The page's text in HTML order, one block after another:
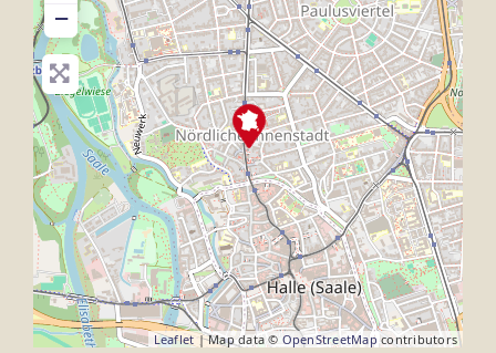
−
Leaflet | Map data © OpenStreetMap contributors